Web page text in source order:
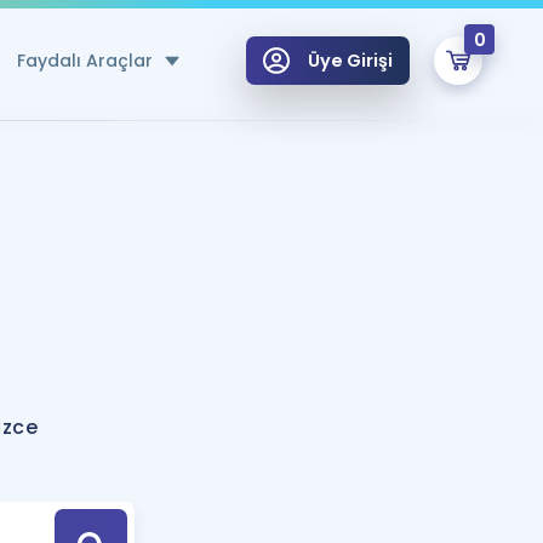
Faydalı Araçlar
Hesaplama Aracı
için Öneriler
Tek Takvimde
Üye Girişi
0